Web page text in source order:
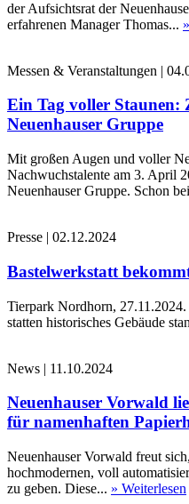
der Aufsichtsrat der
erfahrenen Manager Thomas...
Messen & Veranstaltungen |
Ein Tag voller Staunen:
Neuenhauser Gruppe
Mit großen Augen und voller
Nachwuchstalente am 3. April
Neuenhauser Gruppe. Schon
Presse | 02.12.2024
Bastelwerkstatt
Tierpark Nordhorn,
statten historisches Gebäude
News | 11.10.2024
Neuenhauser Vorwald
für namenhaften
Neuenhauser Vorwald freut
hochmodernen, voll
zu geben. Diese... » Weiterlesen